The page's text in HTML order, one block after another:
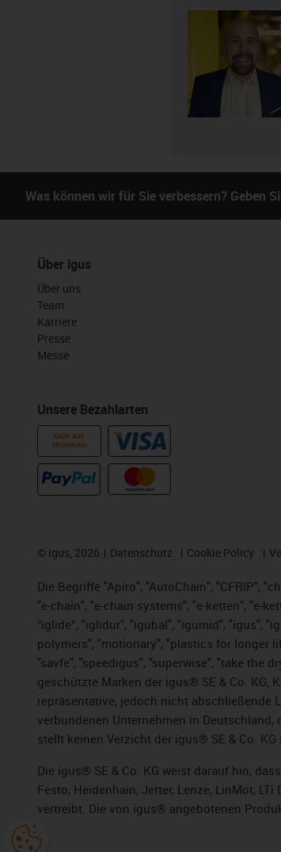
Was können wir für Sie verbessern? Geben
Über igus
Über uns
Team
Karriere
Presse
Messe
Unsere Bezahlarten
KAUF AUF
RECHNUNG
© igus, 2026 Datenschutz Cookie Policy
Die Begriffe "Apiro", "AutoChain", "CFRIP",
"e-chain", "e-chain systems", "e-ketten", "e-
“iglide”, "iglidur", "igubal", "igumid", "igus",
polymers", "motionary", "plastics for longer
"savfe", "speedigus", "superwise", "take the
geschützte Marken der igus® SE & Co.
repräsentative, jedoch nicht abschließende
verbundenen Unternehmen in Deutschland,
stellt keinen Verzicht der igus® SE & Co.
Die igus® SE & Co. KG weist darauf hin,
Festo, Heidenhain, Jetter, Lenze, LinMot,
vertreibt. Die von igus® angebotenen